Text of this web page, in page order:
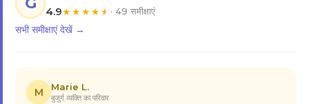
4.9★★★★★ · 49 समीक्षाएं
सभी समीक्षाएं देखें →
M Marie L.
बुजुर्ग व्यक्ति का परिवार